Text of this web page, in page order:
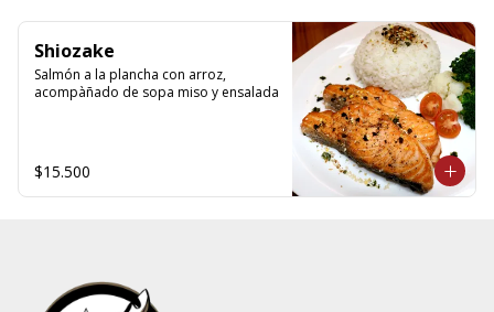
Shiozake
Salmón a la plancha con arroz,
acompàñado de sopa miso y ensalada
$15.500